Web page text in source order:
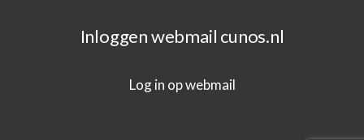
Inloggen webmail cunos.nl
Log in op webmail